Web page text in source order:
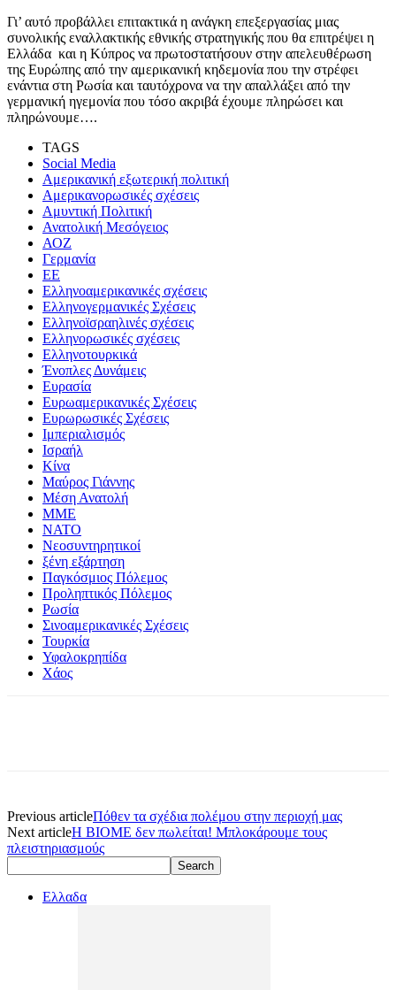
Γι’ αυτό προβάλλει επιτακτικά η ανάγκη επεξεργασίας μιας
συνολικής εναλλακτικής εθνικής στρατηγικής που θα επιτρέψει η
Ελλάδα και η Κύπρος να πρωτοστατήσουν στην απελευθέρωση
της Ευρώπης από την αμερικανική κηδεμονία που την στρέφει
ενάντια στη Ρωσία και ταυτόχρονα να την απαλλάξει από την
γερμανική ηγεμονία που τόσο ακριβά έχουμε πληρώσει και
πληρώνουμε….
TAGS
Social Media
Αμερικανική εξωτερική πολιτική
Αμερικανορωσικές σχέσεις
Αμυντική Πολιτική
Ανατολική Μεσόγειος
ΑΟΖ
Γερμανία
ΕΕ
Ελληνοαμερικανικές σχέσεις
Ελληνογερμανικές Σχέσεις
Ελληνοϊσραηλινές σχέσεις
Ελληνορωσικές σχέσεις
Ελληνοτουρκικά
Ένοπλες Δυνάμεις
Ευρασία
Ευρωαμερικανικές Σχέσεις
Ευρωρωσικές Σχέσεις
Ιμπεριαλισμός
Ισραήλ
Κίνα
Μαύρος Γιάννης
Μέση Ανατολή
ΜΜΕ
ΝΑΤΟ
Νεοσυντηρητικοί
ξένη εξάρτηση
Παγκόσμιος Πόλεμος
Προληπτικός Πόλεμος
Ρωσία
Σινοαμερικανικές Σχέσεις
Τουρκία
Υφαλοκρηπίδα
Χάος
Previous articleΠόθεν τα σχέδια πολέμου στην περιοχή μας
Next articleΗ ΒΙΟΜΕ δεν πωλείται! Μπλοκάρουμε τους
πλειστηριασμούς
Ελλαδα